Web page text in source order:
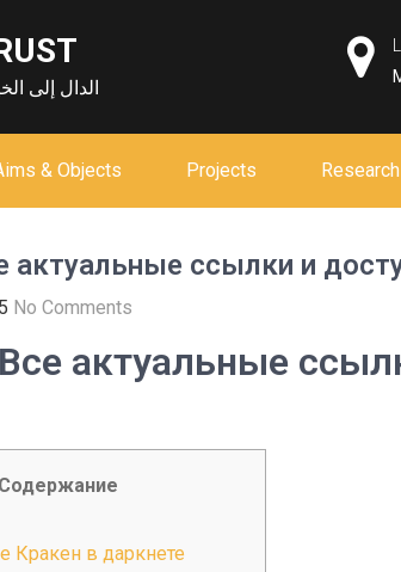
الدال إلى
& Objects Projects
актуальные ссылки и
No Comments
актуальные
Содержание
Кракен в даркнете